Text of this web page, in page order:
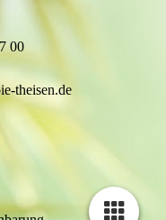
00
theisen.de